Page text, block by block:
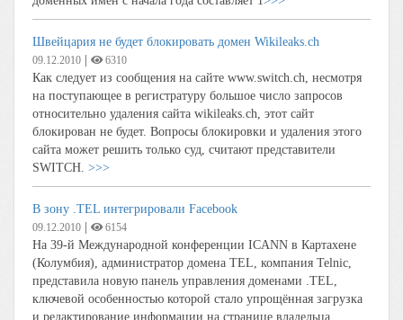
Швейцария не будет блокировать домен Wikileaks.ch
09.12.2010 6310
Как следует из сообщения на сайте www.switch.ch, несмотря
на поступающее в регистратуру большое число запросов
относительно удаления сайта wikileaks.ch, этот сайт
блокирован не будет. Вопросы блокировки и удаления этого
сайта может решить только суд, считают представители
SWITCH. >>>
В зону .TEL интегрировали Facebook
09.12.2010 6154
На 39-й Международной конференции ICANN в Картахене
(Колумбия), администратор домена TEL, компания Telnic,
представила новую панель управления доменами .TEL,
ключевой особенностью которой стало упрощённая загрузка
и редактирование информации на странице владельца